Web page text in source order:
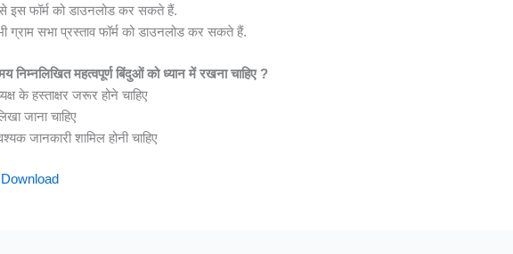
इस फॉर्म को डाउनलोड कर सकते हैं.
ग्राम सभा प्रस्ताव फॉर्म को डाउनलोड कर सकते हैं.
निम्नलिखित महत्वपूर्ण बिंदुओं को ध्यान में रखना चाहिए ?
के हस्ताक्षर जरूर होने चाहिए
जाना चाहिए
जानकारी शामिल होनी चाहिए
Download